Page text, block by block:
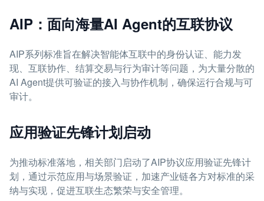
AIP：面向海量AI Agent的互联协议
AIP系列标准旨在解决智能体互联中的身份认证、能力发
现、互联协作、结算交易与行为审计等问题，为大量分散的
AI Agent提供可验证的接入与协作机制，确保运行合规与可
审计。
应用验证先锋计划启动
为推动标准落地，相关部门启动了AIP协议应用验证先锋计
划，通过示范应用与场景验证，加速产业链各方对标准的采
纳与实现，促进互联生态繁荣与安全管理。